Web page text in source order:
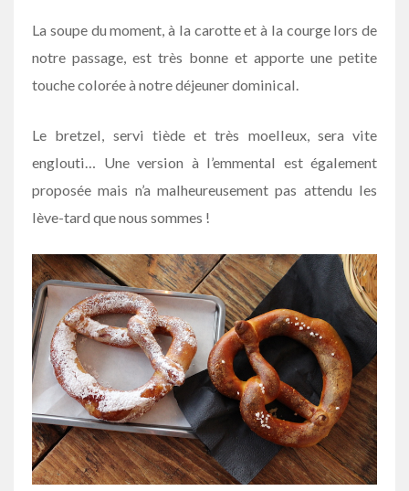
La soupe du moment, à la carotte et à la courge lors de
notre passage, est très bonne et apporte une petite
touche colorée à notre déjeuner dominical.
Le bretzel, servi tiède et très moelleux, sera vite
englouti… Une version à l’emmental est également
proposée mais n’a malheureusement pas attendu les
lève-tard que nous sommes !